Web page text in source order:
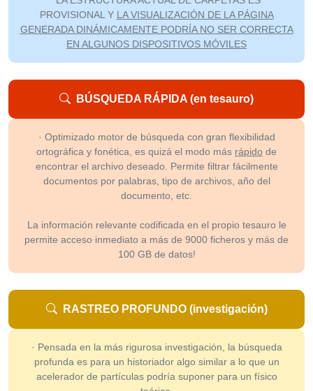
PROVISIONAL Y LA VISUALIZACIÓN DE LA PÁGINA
GENERADA DINÁMICAMENTE PODRÍA NO SER CORRECTA
EN ALGUNOS DISPOSITIVOS MÓVILES
BÚSQUEDA RÁPIDA (en tesauro)
· Optimizado motor de búsqueda con gran flexibilidad
ortográfica y fonética, es quizá el modo más rápido de
encontrar el archivo deseado. Permite filtrar fácilmente
documentos por palabras, tipo de archivos, año del
documento, etc.
La información relevante codificada en el propio tesauro le
permite acceso inmediato a más de 9000 ficheros y más de
100 GB de datos!
RASTREO PROFUNDO (investigación)
· Pensada en la más rigurosa investigación, la búsqueda
profunda es para un historiador algo similar a lo que un
acelerador de partículas podría suponer para un físico